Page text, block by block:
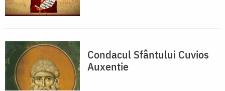
Condacul Sfântului Cuvios
Auxentie